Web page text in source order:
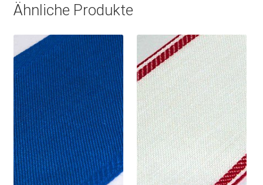
Ähnliche Produkte